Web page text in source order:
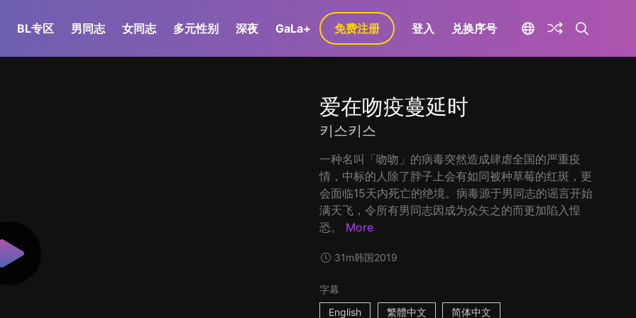
BL专区 男同志 女同志 多元性别 深夜 GaLa+ 免费注册 登入 兑换序号
爱在吻疫蔓延时
키스키스
一种名叫「吻吻」的病毒突然造成肆虐全国的严重疫
情，中标的人除了脖子上会有如同被种草莓的红斑，更
会面临15天内死亡的绝境。病毒源于男同志的谣言开始
满天飞，令所有男同志因成为众矢之的而更加陷入惶
恐。
More
31m韩国2019
字幕
English
繁體中文 简体中文